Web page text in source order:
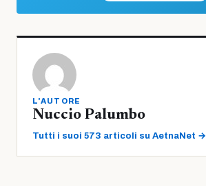
L'AUTORE
Nuccio Palumbo
Tutti i suoi 573 articoli su AetnaNet →